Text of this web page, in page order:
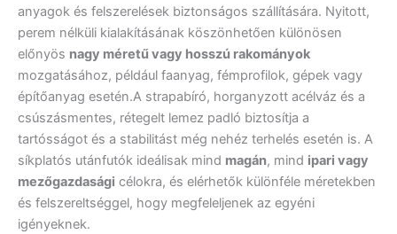
anyagok és felszerelések biztonságos szállítására. Nyitott,
perem nélküli kialakításának köszönhetően különösen
előnyös nagy méretű vagy hosszú rakományok
mozgatásához, például faanyag, fémprofilok, gépek vagy
építőanyag esetén.A strapabíró, horganyzott acélváz és a
csúszásmentes, rétegelt lemez padló biztosítja a
tartósságot és a stabilitást még nehéz terhelés esetén is. A
síkplatós utánfutók ideálisak mind magán, mind ipari vagy
mezőgazdasági célokra, és elérhetők különféle méretekben
és felszereltséggel, hogy megfeleljenek az egyéni
igényeknek.